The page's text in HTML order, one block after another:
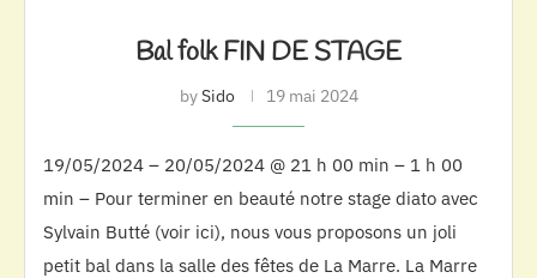
Bal folk FIN DE STAGE
bySido 19 mai 2024
19/05/2024 – 20/05/2024 @ 21 h 00 min – 1 h 00
min – Pour terminer en beauté notre stage diato avec
Sylvain Butté (voir ici), nous vous proposons un joli
petit bal dans la salle des fêtes de La Marre. La Marre